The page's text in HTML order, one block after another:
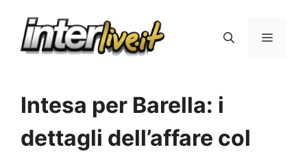
Menu
Intesa per Barella: i
dettagli dell’affare col